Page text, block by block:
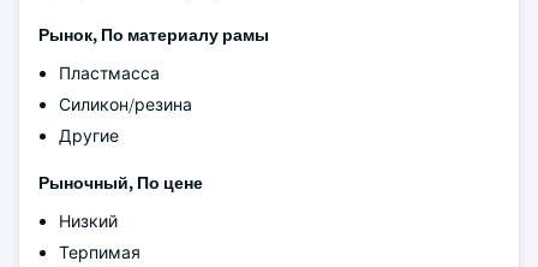
Рынок, По материалу рамы
Пластмасса
Силикон/резина
Другие
Рыночный, По цене
Низкий
Терпимая